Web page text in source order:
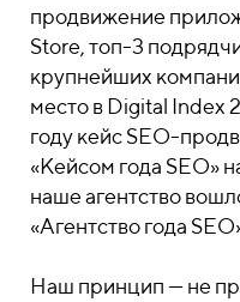
продвижение
Store, топ-3
крупнейших
место в Digital Index
году кейс SEO-
«Кейсом года SEO»
наше агентство
«Агентство года SEO
Наш принцип — не